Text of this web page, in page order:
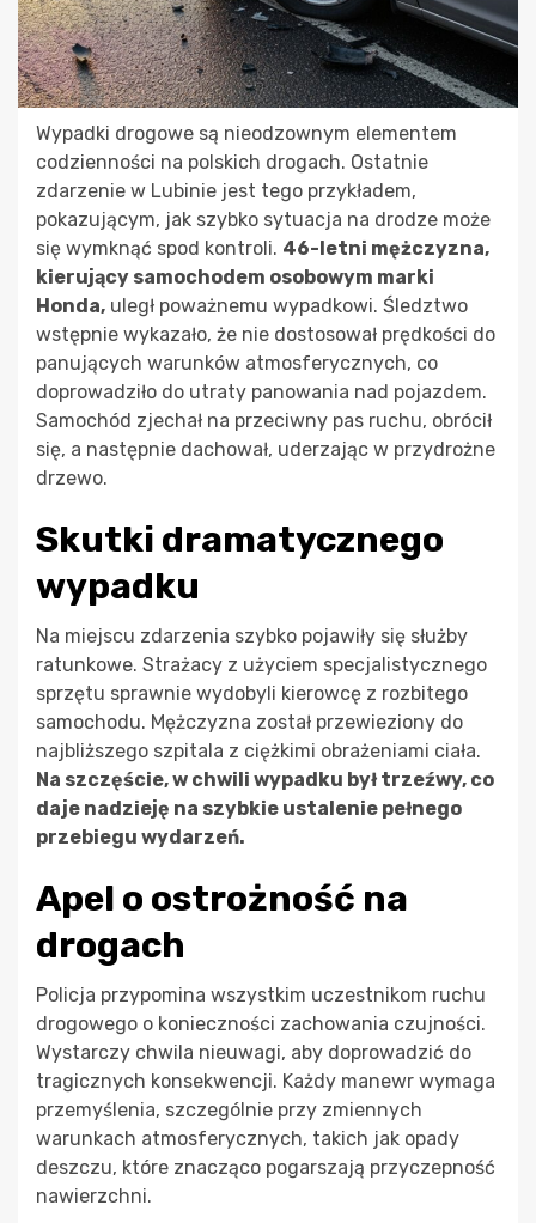
Wypadki drogowe są nieodzownym elementem
codzienności na polskich drogach. Ostatnie
zdarzenie w Lubinie jest tego przykładem,
pokazującym, jak szybko sytuacja na drodze może
się wymknąć spod kontroli. 46-letni mężczyzna,
kierujący samochodem osobowym marki
Honda, uległ poważnemu wypadkowi. Śledztwo
wstępnie wykazało, że nie dostosował prędkości do
panujących warunków atmosferycznych, co
doprowadziło do utraty panowania nad pojazdem.
Samochód zjechał na przeciwny pas ruchu, obrócił
się, a następnie dachował, uderzając w przydrożne
drzewo.
Skutki dramatycznego
wypadku
Na miejscu zdarzenia szybko pojawiły się służby
ratunkowe. Strażacy z użyciem specjalistycznego
sprzętu sprawnie wydobyli kierowcę z rozbitego
samochodu. Mężczyzna został przewieziony do
najbliższego szpitala z ciężkimi obrażeniami ciała.
Na szczęście, w chwili wypadku był trzeźwy, co
daje nadzieję na szybkie ustalenie pełnego
przebiegu wydarzeń.
Apel o ostrożność na
drogach
Policja przypomina wszystkim uczestnikom ruchu
drogowego o konieczności zachowania czujności.
Wystarczy chwila nieuwagi, aby doprowadzić do
tragicznych konsekwencji. Każdy manewr wymaga
przemyślenia, szczególnie przy zmiennych
warunkach atmosferycznych, takich jak opady
deszczu, które znacząco pogarszają przyczepność
nawierzchni.